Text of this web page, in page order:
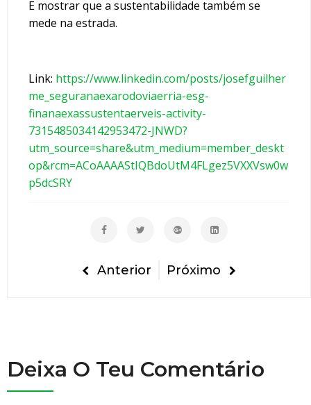
a
n
c
o
v
E mostrar que a sustentabilidade também se
mede na estrada.
Link: https://www.linkedin.com/posts/josefguilher
me_seguranaexarodoviaerria-esg-
finanaexassustentaerveis-activity-
7315485034142953472-JNWD?
utm_source=share&utm_medium=member_deskt
op&rcm=ACoAAAAStIQBdoUtM4FLgez5VXXVsw0w
p5dcSRY
Anterior Próximo
Deixa O Teu Comentário